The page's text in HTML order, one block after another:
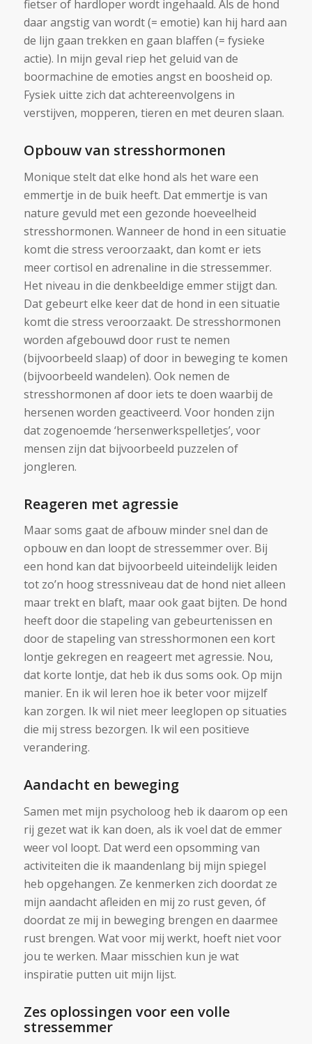
fietser of hardloper wordt ingehaald. Als de hond
daar angstig van wordt (= emotie) kan hij hard aan
de lijn gaan trekken en gaan blaffen (= fysieke
actie). In mijn geval riep het geluid van de
boormachine de emoties angst en boosheid op.
Fysiek uitte zich dat achtereenvolgens in
verstijven, mopperen, tieren en met deuren slaan.
Opbouw van stresshormonen
Monique stelt dat elke hond als het ware een
emmertje in de buik heeft. Dat emmertje is van
nature gevuld met een gezonde hoeveelheid
stresshormonen. Wanneer de hond in een situatie
komt die stress veroorzaakt, dan komt er iets
meer cortisol en adrenaline in die stressemmer.
Het niveau in die denkbeeldige emmer stijgt dan.
Dat gebeurt elke keer dat de hond in een situatie
komt die stress veroorzaakt. De stresshormonen
worden afgebouwd door rust te nemen
(bijvoorbeeld slaap) of door in beweging te komen
(bijvoorbeeld wandelen). Ook nemen de
stresshormonen af door iets te doen waarbij de
hersenen worden geactiveerd. Voor honden zijn
dat zogenoemde ‘hersenwerkspelletjes’, voor
mensen zijn dat bijvoorbeeld puzzelen of
jongleren.
Reageren met agressie
Maar soms gaat de afbouw minder snel dan de
opbouw en dan loopt de stressemmer over. Bij
een hond kan dat bijvoorbeeld uiteindelijk leiden
tot zo’n hoog stressniveau dat de hond niet alleen
maar trekt en blaft, maar ook gaat bijten. De hond
heeft door die stapeling van gebeurtenissen en
door de stapeling van stresshormonen een kort
lontje gekregen en reageert met agressie. Nou,
dat korte lontje, dat heb ik dus soms ook. Op mijn
manier. En ik wil leren hoe ik beter voor mijzelf
kan zorgen. Ik wil niet meer leeglopen op situaties
die mij stress bezorgen. Ik wil een positieve
verandering.
Aandacht en beweging
Samen met mijn psycholoog heb ik daarom op een
rij gezet wat ik kan doen, als ik voel dat de emmer
weer vol loopt. Dat werd een opsomming van
activiteiten die ik maandenlang bij mijn spiegel
heb opgehangen. Ze kenmerken zich doordat ze
mijn aandacht afleiden en mij zo rust geven, óf
doordat ze mij in beweging brengen en daarmee
rust brengen. Wat voor mij werkt, hoeft niet voor
jou te werken. Maar misschien kun je wat
inspiratie putten uit mijn lijst.
Zes oplossingen voor een volle
stressemmer